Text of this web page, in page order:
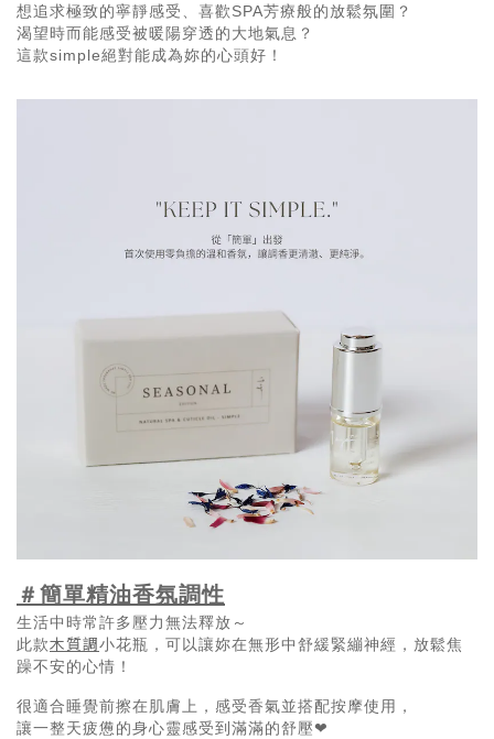
想追求極致的寧靜感受、喜歡SPA芳療般的放鬆氛圍？
渴望時而能感受被暖陽穿透的大地氣息？
這款simple絕對能成為妳的心頭好！
＃簡單精油香氛調性
生活中時常許多壓力無法釋放～
此款木質調小花瓶，可以讓妳在無形中舒緩緊繃神經，放鬆焦
躁不安的心情！
很適合睡覺前擦在肌膚上，感受香氣並搭配按摩使用，
讓一整天疲憊的身心靈感受到滿滿的舒壓❤